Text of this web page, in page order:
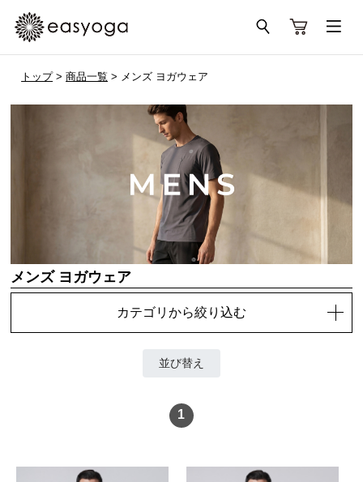
トップ>商品一覧 > メンズ ヨガウェア
メンズ ヨガウェア
カテゴリから絞り込む
並び替え
1